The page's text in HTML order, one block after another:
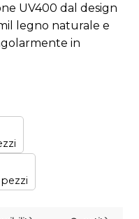
UV400 dal design
legno naturale e
in